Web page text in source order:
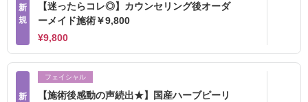
新
規
【迷ったらコレ◎】カウンセリング後オーダ
ーメイド施術￥9,800
¥9,800
新
フェイシャル
【施術後感動の声続出★】国産ハーブピーリ